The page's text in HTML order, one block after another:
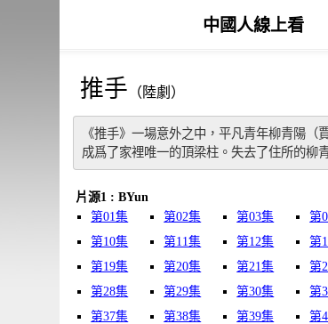
中國人線上看
推手 （陸劇）
《推手》一場意外之中，平凡青年柳青陽
成爲了家裡唯一的頂梁柱。失去了住所的柳
片源1 : BYun
第01集
第02集 第03集 第
第10集
第11集 第12集 第
第19集
第20集 第21集 第
第28集
第29集 第30集 第
第37集
第38集 第39集 第